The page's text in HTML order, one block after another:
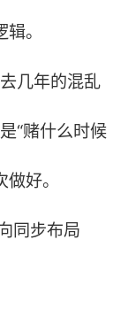
。
几年的混乱
“赌什么时候
好。
同步布局